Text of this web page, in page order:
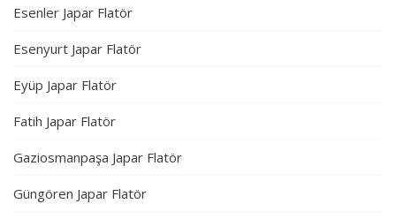
Esenler Japar Flatör
Esenyurt Japar Flatör
Eyüp Japar Flatör
Fatih Japar Flatör
Gaziosmanpaşa Japar Flatör
Güngören Japar Flatör